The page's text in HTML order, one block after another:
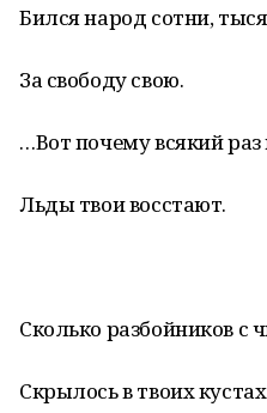
Бился народ сотни,
За свободу свою.
…Вот почему всякий раз
Льды твои восстают.
Сколько разбойников с
Скрылось в твоих